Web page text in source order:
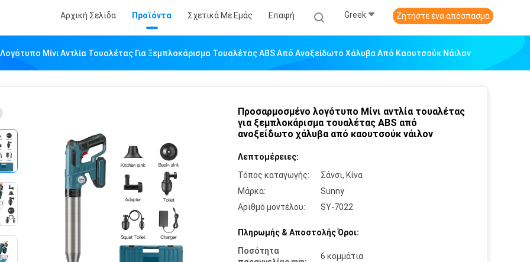
Αρχική Σελίδα Προϊόντα Σχετικά Με Εμάς Επαφή Greek Ζητήστε ένα απόσπασμα
Μίνι Αντλία Τουαλέτας Για Ξεμπλοκάρισμα Τουαλέτας ABS Από Ανοξείδωτο Χάλυβα Από Καουτσούκ Νάιλον
Προσαρμοσμένο λογότυπο Μίνι αντλία τουαλέτας
για ξεμπλοκάρισμα τουαλέτας ABS από
ανοξείδωτο χάλυβα από καουτσούκ νάιλον
Λεπτομέρειες:
Τόπος καταγωγής:
Σάνσι, Κίνα
Μάρκα:
Sunny
Αριθμό μοντέλου:
SY-7022
Πληρωμής & Αποστολής Όροι:
Ποσότητα
6 κομμάτια